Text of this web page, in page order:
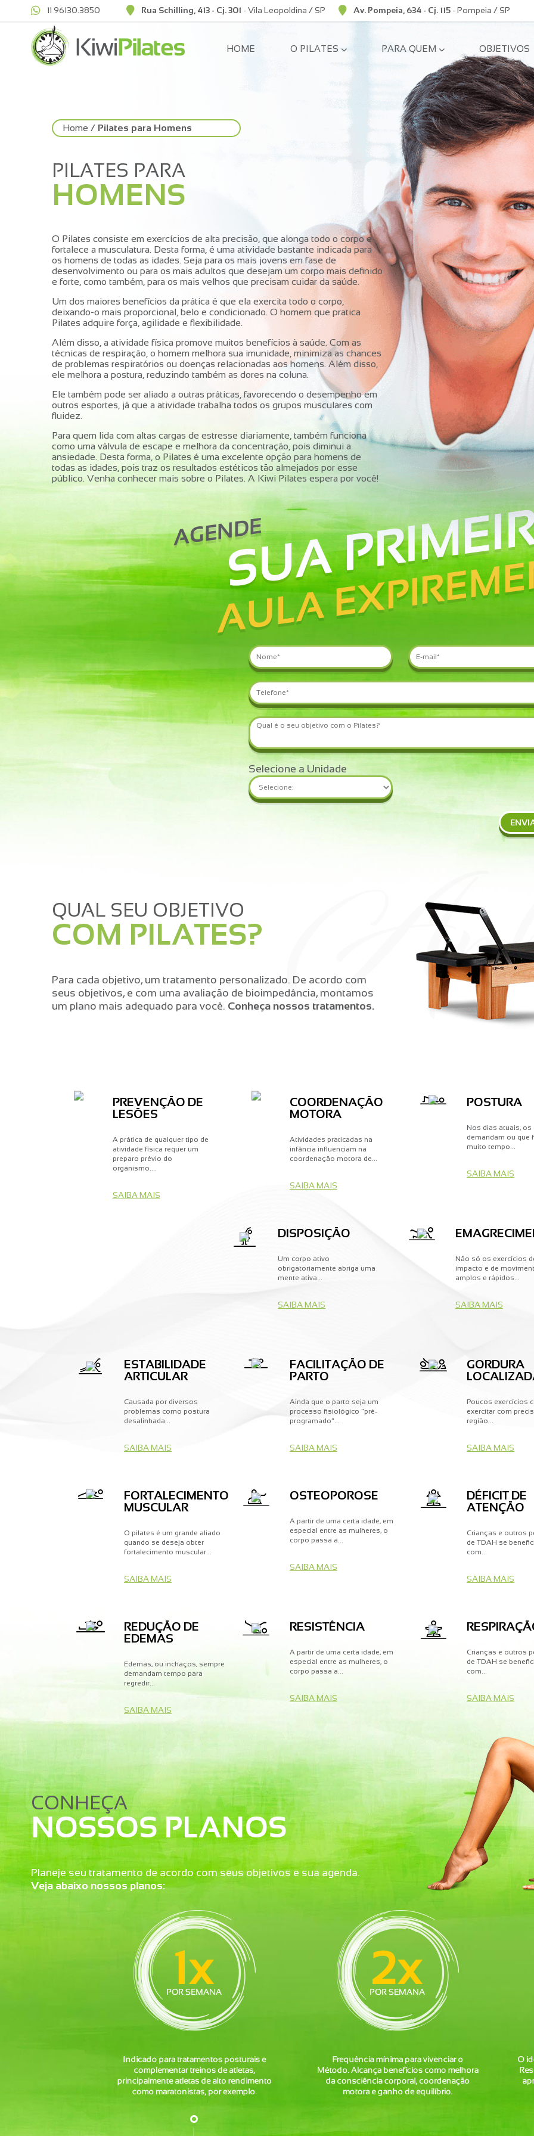
11 96130.3850 Rua Schilling, 413 - Cj. 301 - Vila Leopoldina / SP Av. Pompeia, 634 - Cj. 115 - Pompeia / SP
HOME O PILATES PARA QUEM OBJETIVOS
Home / Pilates para Homens
PILATES PARA
HOMENS
O Pilates consiste em exercícios de alta precisão, que alonga todo o corpo e
fortalece a musculatura. Desta forma, é uma atividade bastante indicada para
os homens de todas as idades. Seja para os mais jovens em fase de
desenvolvimento ou para os mais adultos que desejam um corpo mais definido
e forte, como também, para os mais velhos que precisam cuidar da saúde.
Um dos maiores benefícios da prática é que ela exercita todo o corpo,
deixando-o mais proporcional, belo e condicionado. O homem que pratica
Pilates adquire força, agilidade e flexibilidade.
Além disso, a atividade física promove muitos benefícios à saúde. Com as
técnicas de respiração, o homem melhora sua imunidade, minimiza as chances
de problemas respiratórios ou doenças relacionadas aos homens. Além disso,
ele melhora a postura, reduzindo também as dores na coluna.
Ele também pode ser aliado a outras práticas, favorecendo o desempenho em
outros esportes, já que a atividade trabalha todos os grupos musculares com
fluidez.
Para quem lida com altas cargas de estresse diariamente, também funciona
como uma válvula de escape e melhora da concentração, pois diminui a
ansiedade. Desta forma, o Pilates é uma excelente opção para homens de
todas as idades, pois traz os resultados estéticos tão almejados por esse
público. Venha conhecer mais sobre o Pilates. A Kiwi Pilates espera por você!
AGENDESUA
AULA
Selecione a Unidade
QUAL SEU OBJETIVO
COM PILATES?
Para cada objetivo, um tratamento personalizado. De acordo com
seus objetivos, e com uma avaliação de bioimpedância, montamos
um plano mais adequado para você. Conheça nossos tratamentos.
PREVENÇÃO DE
LESÕES
A prática de qualquer tipo de
atividade física requer um
preparo prévio do
organismo....
SAIBA MAIS
COORDENAÇÃO
MOTORA
Atividades praticadas na
infância influenciam na
coordenação motora de...
SAIBA MAIS
POSTURA
Nos dias atuais, os
demandam ou que
muito tempo...
SAIBA MAIS
DISPOSIÇÃO
Um corpo ativo
obrigatoriamente abriga uma
mente ativa...
SAIBA MAIS
Não só os exercícios
impacto e de
amplos e rápidos...
SAIBA MAIS
ESTABILIDADE
ARTICULAR
Causada por diversos
problemas como postura
desalinhada...
SAIBA MAIS
FACILITAÇÃO DE
PARTO
Ainda que o parto seja um
processo fisiológico "pré-
programado"...
SAIBA MAIS
GORDURA
Poucos exercícios
exercitar com
região...
SAIBA MAIS
FORTALECIMENTO
MUSCULAR
O pilates é um grande aliado
quando se deseja obter
fortalecimento muscular...
SAIBA MAIS
OSTEOPOROSE
A partir de uma certa idade, em
especial entre as mulheres, o
corpo passa a...
SAIBA MAIS
DÉFICIT DE
ATENÇÃO
Crianças e outros
de TDAH se
com...
SAIBA MAIS
REDUÇÃO DE
EDEMAS
Edemas, ou inchaços, sempre
demandam tempo para
regredir...
SAIBA MAIS
RESISTÊNCIA
A partir de uma certa idade, em
especial entre as mulheres, o
corpo passa a...
SAIBA MAIS
Crianças e outros
de TDAH se
com...
SAIBA MAIS
CONHEÇA
NOSSOS PLANOS
Planeje seu tratamento de acordo com seus objetivos e sua agenda.
Veja abaixo nossos planos: